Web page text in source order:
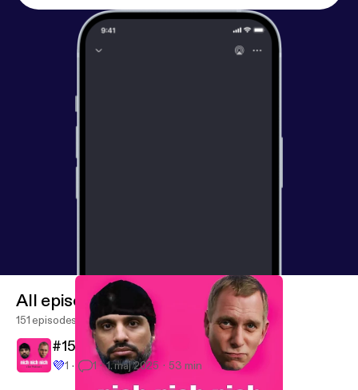
[mail@nichnichnich.de]
All episodes
151 episodes
#150 Ist doch auch mal gut jetzt
💜1 1 1. maj 2025 53 min